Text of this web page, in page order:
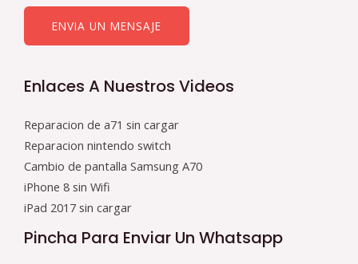
ENVIA UN MENSAJE
Enlaces A Nuestros Videos
Reparacion de a71 sin cargar
Reparacion nintendo switch
Cambio de pantalla Samsung A70
iPhone 8 sin Wifi
iPad 2017 sin cargar
Pincha Para Enviar Un Whatsapp